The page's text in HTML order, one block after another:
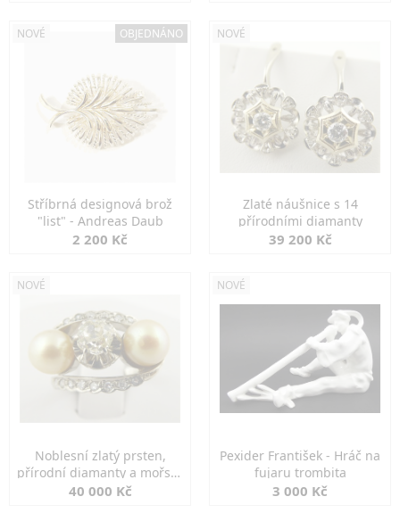
NOVÉ OBJEDNÁNO
Stříbrná designová brož
"list" - Andreas Daub
2 200 Kč
NOVÉ
Zlaté náušnice s 14
přírodními diamanty
39 200 Kč
NOVÉ
Noblesní zlatý prsten,
přírodní diamanty a mořské
perly
40 000 Kč
NOVÉ
Pexider František - Hráč na
fujaru trombita
3 000 Kč